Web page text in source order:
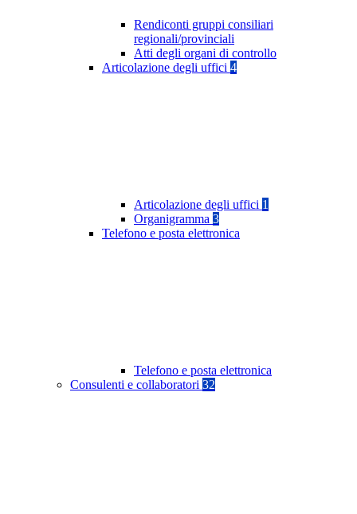
Rendiconti gruppi consiliari
regionali/provinciali
Atti degli organi di controllo
Articolazione degli uffici 4
Articolazione degli uffici 1
Organigramma 3
Telefono e posta elettronica
Telefono e posta elettronica
Consulenti e collaboratori 32